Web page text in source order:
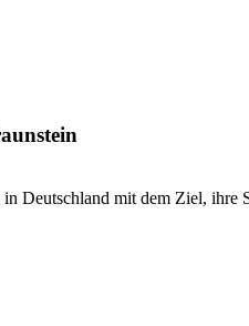
Deutschland mit dem Ziel, ihre